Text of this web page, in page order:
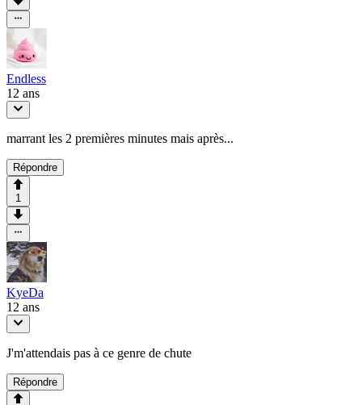
Endless
12 ans
marrant les 2 premières minutes mais après...
Répondre
1
KyeDa
12 ans
J'm'attendais pas à ce genre de chute
Répondre